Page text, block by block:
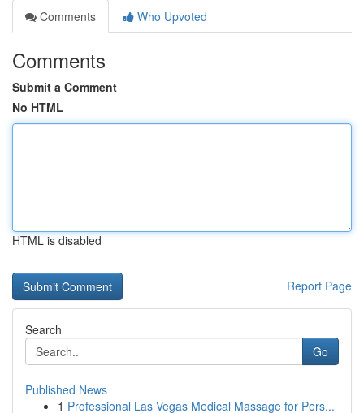
Comments
Who Upvoted
Comments
Submit a Comment
No HTML
HTML is disabled
Report Page
Search
Go
Published News
1 Professional Las Vegas Medical Massage for Pers...